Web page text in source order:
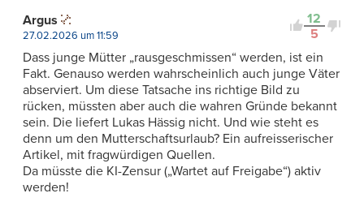
12
5
Argus
27.02.2026 um 11:59
Dass junge Mütter „rausgeschmissen“ werden, ist ein
Fakt. Genauso werden wahrscheinlich auch junge Väter
abserviert. Um diese Tatsache ins richtige Bild zu
rücken, müssten aber auch die wahren Gründe bekannt
sein. Die liefert Lukas Hässig nicht. Und wie steht es
denn um den Mutterschaftsurlaub? Ein aufreisserischer
Artikel, mit fragwürdigen Quellen.
Da müsste die KI-Zensur („Wartet auf Freigabe“) aktiv
werden!